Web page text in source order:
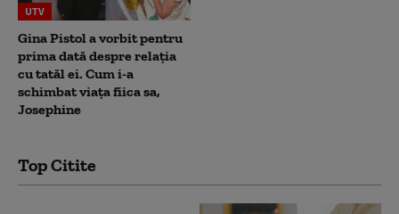
UTV
Gina Pistol a vorbit pentru
prima dată despre relația
cu tatăl ei. Cum i-a
schimbat viața fiica sa,
Josephine
Top Citite